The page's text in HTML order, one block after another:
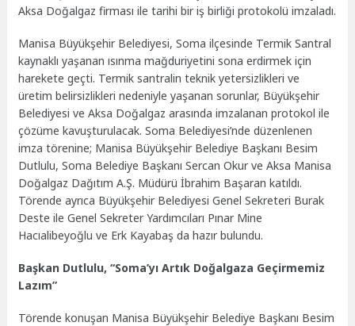
Aksa Doğalgaz firması ile tarihi bir iş birliği protokolü imzaladı.
Manisa Büyükşehir Belediyesi, Soma ilçesinde Termik Santral
kaynaklı yaşanan ısınma mağduriyetini sona erdirmek için
harekete geçti. Termik santralin teknik yetersizlikleri ve
üretim belirsizlikleri nedeniyle yaşanan sorunlar, Büyükşehir
Belediyesi ve Aksa Doğalgaz arasında imzalanan protokol ile
çözüme kavuşturulacak. Soma Belediyesi’nde düzenlenen
imza törenine; Manisa Büyükşehir Belediye Başkanı Besim
Dutlulu, Soma Belediye Başkanı Sercan Okur ve Aksa Manisa
Doğalgaz Dağıtım A.Ş. Müdürü İbrahim Başaran katıldı.
Törende ayrıca Büyükşehir Belediyesi Genel Sekreteri Burak
Deste ile Genel Sekreter Yardımcıları Pınar Mine
Hacıalibeyoğlu ve Erk Kayabaş da hazır bulundu.
Başkan Dutlulu, “Soma’yı Artık Doğalgaza Geçirmemiz
Lazım”
Törende konuşan Manisa Büyükşehir Belediye Başkanı Besim